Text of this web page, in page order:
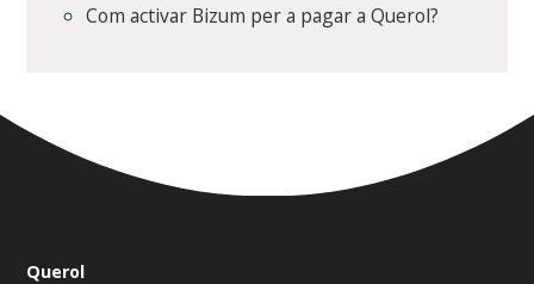
Com activar Bizum per a pagar a Querol?
Querol